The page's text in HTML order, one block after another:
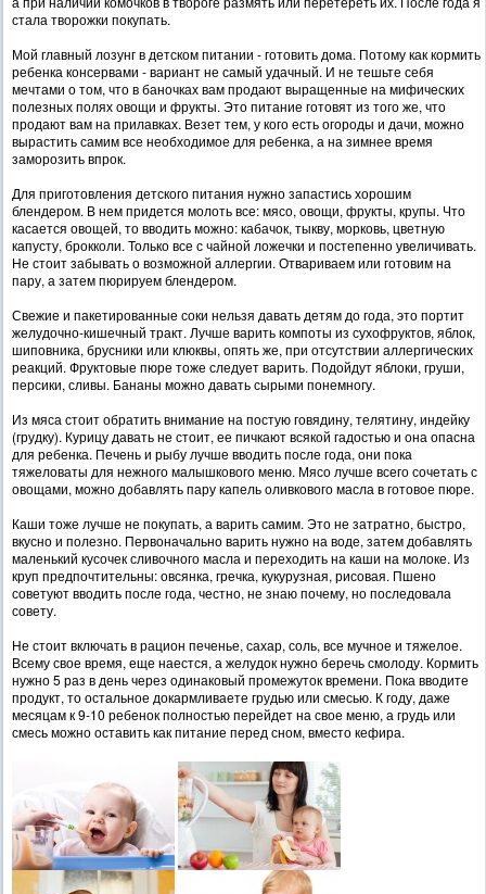
стала творожки покупать.
Мой главный лозунг в детском питании - готовить дома. Потому как кормить
ребенка консервами - вариант не самый удачный. И не тешьте себя
мечтами о том, что в баночках вам продают выращенные на мифических
полезных полях овощи и фрукты. Это питание готовят из того же, что
продают вам на прилавках. Везет тем, у кого есть огороды и дачи, можно
вырастить самим все необходимое для ребенка, а на зимнее время
заморозить впрок.
Для приготовления детского питания нужно запастись хорошим
блендером. В нем придется молоть все: мясо, овощи, фрукты, крупы. Что
касается овощей, то вводить можно: кабачок, тыкву, морковь, цветную
капусту, брокколи. Только все с чайной ложечки и постепенно увеличивать.
Не стоит забывать о возможной аллергии. Отвариваем или готовим на
пару, а затем пюрируем блендером.
Свежие и пакетированные соки нельзя давать детям до года, это портит
желудочно-кишечный тракт. Лучше варить компоты из сухофруктов, яблок,
шиповника, брусники или клюквы, опять же, при отсутствии аллергических
реакций. Фруктовые пюре тоже следует варить. Подойдут яблоки, груши,
персики, сливы. Бананы можно давать сырыми понемногу.
Из мяса стоит обратить внимание на постую говядину, телятину, индейку
(грудку). Курицу давать не стоит, ее пичкают всякой гадостью и она опасна
для ребенка. Печень и рыбу лучше вводить после года, они пока
тяжеловаты для нежного малышкового меню. Мясо лучше всего сочетать с
овощами, можно добавлять пару капель оливкового масла в готовое пюре.
Каши тоже лучше не покупать, а варить самим. Это не затратно, быстро,
вкусно и полезно. Первоначально варить нужно на воде, затем добавлять
маленький кусочек сливочного масла и переходить на каши на молоке. Из
круп предпочтительны: овсянка, гречка, кукурузная, рисовая. Пшено
советуют вводить после года, честно, не знаю почему, но последовала
совету.
Не стоит включать в рацион печенье, сахар, соль, все мучное и тяжелое.
Всему свое время, еще наестся, а желудок нужно беречь смолоду. Кормить
нужно 5 раз в день через одинаковый промежуток времени. Пока вводите
продукт, то остальное докармливаете грудью или смесью. К году, даже
месяцам к 9-10 ребенок полностью перейдет на свое меню, а грудь или
смесь можно оставить как питание перед сном, вместо кефира.